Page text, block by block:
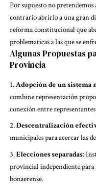
Por supuesto no
contrario abrirlo a una gran
reforma constitucional que
problematicas a las que se
Algunas Propuestas
Provincia
Adopción de un sistema
combine representación
conexión entre
Descentralización
municipales para acercar las
Elecciones separadas:
provincial independiente
bonaerense.